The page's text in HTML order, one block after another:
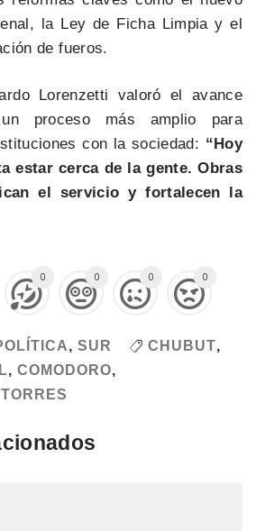
la Ley de Ficha Limpia y el
de fueros.
Lorenzetti valoró el avance
proceso más amplio para
con la sociedad: “Hoy
estar cerca de la gente. Obras
el servicio y fortalecen la
0 0 0 0
, SUR CHUBUT,
, COMODORO,
TORRES